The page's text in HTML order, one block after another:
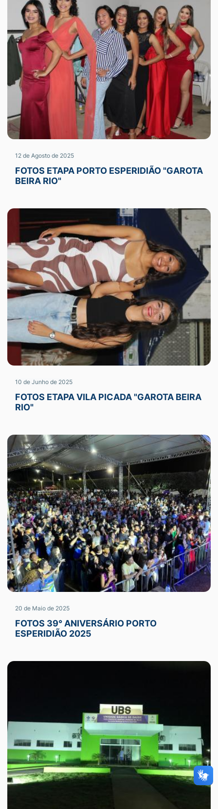
12 de Agosto de 2025
FOTOS ETAPA PORTO ESPERIDIÃO "GAROTA
BEIRA RIO"
10 de Junho de 2025
FOTOS ETAPA VILA PICADA "GAROTA BEIRA
RIO"
20 de Maio de 2025
FOTOS 39° ANIVERSÁRIO PORTO
ESPERIDIÃO 2025